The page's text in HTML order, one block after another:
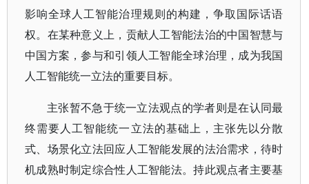
影响全球人工智能治理规则的构建，争取国际话语
权。在某种意义上，贡献人工智能法治的中国智慧与
中国方案，参与和引领人工智能全球治理，成为我国
人工智能统一立法的重要目标。
主张暂不急于统一立法观点的学者则是在认同最
终需要人工智能统一立法的基础上，主张先以分散
式、场景化立法回应人工智能发展的法治需求，待时
机成熟时制定综合性人工智能法。持此观点者主要基